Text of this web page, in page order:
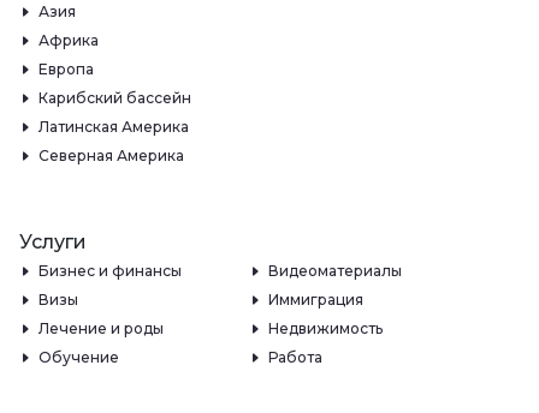
Азия
Африка
Европа
Карибский бассейн
Латинская Америка
Северная Америка
Услуги
Бизнес и финансы
Видеоматериалы
Визы
Иммиграция
Лечение и роды
Недвижимость
Обучение
Работа